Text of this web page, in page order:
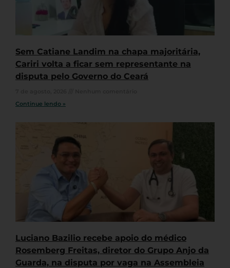
Sem Catiane Landim na chapa majoritária,
Cariri volta a ficar sem representante na
disputa pelo Governo do Ceará
Continue lendo »
Luciano Bazilio recebe apoio do médico
Rosemberg Freitas, diretor do Grupo Anjo da
Guarda, na disputa por vaga na Assembleia